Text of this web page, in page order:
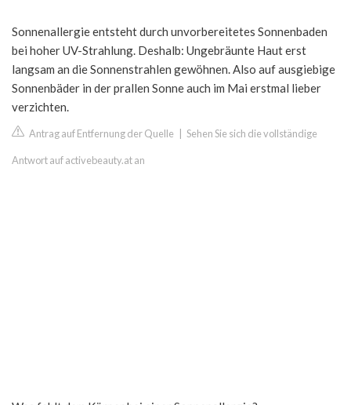
Sonnenallergie entsteht durch unvorbereitetes Sonnenbaden
bei hoher UV-Strahlung. Deshalb: Ungebräunte Haut erst
langsam an die Sonnenstrahlen gewöhnen. Also auf ausgiebige
Sonnenbäder in der prallen Sonne auch im Mai erstmal lieber
verzichten.
Antrag auf Entfernung der Quelle Sehen Sie sich die vollständige
Antwort auf activebeauty.at an